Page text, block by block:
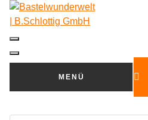
Zum
Inhalt
springen
MENÜ